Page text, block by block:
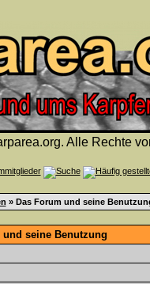
Alle Rechte
» Das Forum und seine
und seine Benutzung